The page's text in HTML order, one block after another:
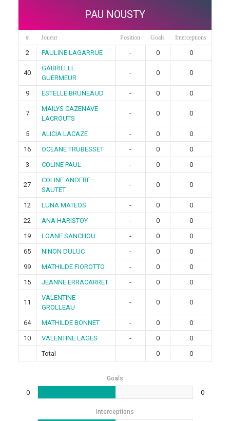
PAU NOUSTY
# Joueur Position Goals Interceptions
2 PAULINE LAGARRUE - 0 0
40
GABRIELLE
GUERMEUR
- 0 0
9 ESTELLE BRUNEAUD - 0 0
7
MAILYS CAZENAVE-
LACROUTS
- 0 0
5 ALICIA LACAZE - 0
0
16
OCEANE TRUBESSET - 0
0
3
COLINE PAUL - 0 0
27
COLINE ANDERE–
SAUTET
- 0 0
12 LUNA MATEOS - 0
0
22
ANA HARISTOY - 0
0
19
LOANE SANCHOU - 0
0
65
NINON DULUC - 0
0
99
MATHILDE FIOROTTO - 0
0
15
JEANNE ERRACARRET - 0 0
11
VALENTINE
GROLLEAU
- 0 0
64 MATHILDE BONNET - 0
0
10
VALENTINE LAGES - 0
0
Total
0 0
Goals
0 0
Interceptions